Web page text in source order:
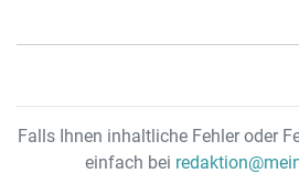
Falls Ihnen inhaltliche Fehler oder
einfach bei